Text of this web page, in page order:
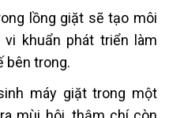
lồng giặt sẽ tạo môi
khuẩn phát triển làm
bên trong.
máy giặt trong một